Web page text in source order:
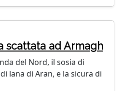
scattata ad Armagh
del Nord, il sosia di
lana di Aran, e la sicura di